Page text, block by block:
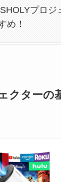
プロジ
め！
クターの